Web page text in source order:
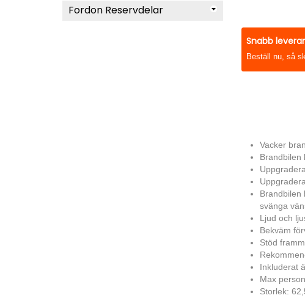
Fordon Reservdelar
Snabb
Beställ nu, så
Vacker
Brandbilen
Brandbilen
svänga
Ljud och
Bekväm
Stöd
Inkluderat
Max
Storlek: